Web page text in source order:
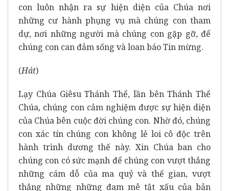
con luôn nhận ra sự hiện diện của Chúa nơi
những cư hành phụng vụ mà chúng con tham
dự, nơi những người mà chúng con gặp gỡ, để
chúng con can đảm sống và loan báo Tin mừng.
(Hát)
Lạy Chúa Giêsu Thánh Thể, lần bên Thánh Thể
Chúa, chúng con cảm nghiệm được sự hiện diện
của Chúa bên cuộc đời chúng con. Nhờ đó, chúng
con xác tín chúng con không lẻ loi cô độc trên
hành trình dương thế này. Xin Chúa ban cho
chúng con có sức mạnh để chúng con vượt thắng
những cám dỗ của ma quỷ và thế gian, vượt
thắng những những đam mê tật xấu của bản